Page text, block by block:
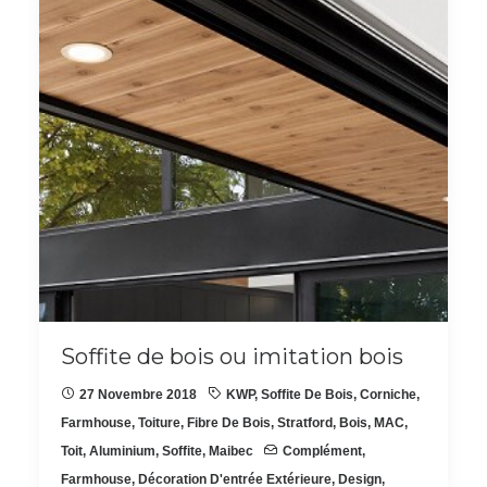
Soffite de bois ou imitation bois
27 Novembre 2018 KWP, Soffite De Bois, Corniche,
Farmhouse, Toiture, Fibre De Bois, Stratford, Bois, MAC,
Toit, Aluminium, Soffite, Maibec Complément,
Farmhouse, Décoration D'entrée Extérieure, Design,